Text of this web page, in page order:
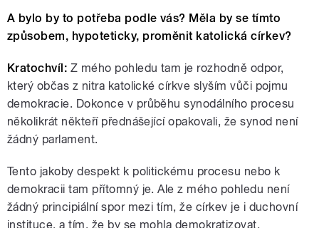
A bylo by to potřeba podle vás? Měla by se tímto
způsobem, hypoteticky, proměnit katolická církev?
Kratochvíl: Z mého pohledu tam je rozhodně odpor,
který občas z nitra katolické církve slyším vůči pojmu
demokracie. Dokonce v průběhu synodálního procesu
několikrát někteří přednášející opakovali, že synod není
žádný parlament.
Tento jakoby despekt k politickému procesu nebo k
demokracii tam přítomný je. Ale z mého pohledu není
žádný principiální spor mezi tím, že církev je i duchovní
instituce, a tím, že by se mohla demokratizovat.